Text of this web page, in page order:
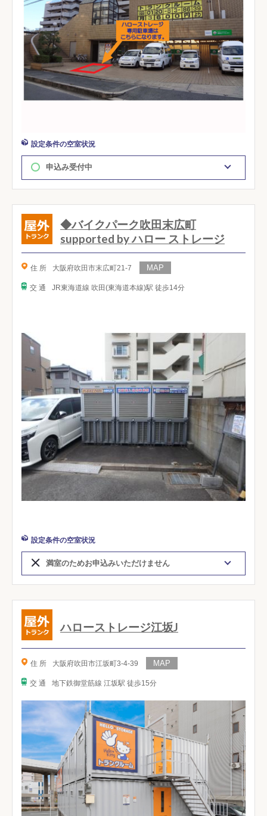
設定条件の空室状況
申込み受付中
◆バイクパーク吹田末広町
supported by ハロー ストレージ
住 所 大阪府吹田市末広町21-7
交 通 JR東海道線 吹田(東海道本線)駅 徒歩14分
設定条件の空室状況
満室のためお申込みいただけません
ハローストレージ江坂J
住 所 大阪府吹田市江坂町3-4-39
交 通 地下鉄御堂筋線 江坂駅 徒歩15分